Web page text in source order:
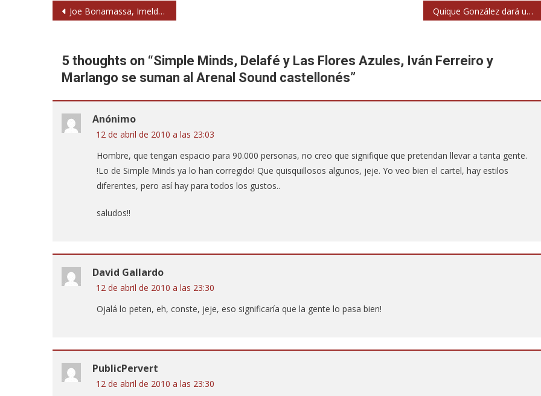
Navegación
Joe Bonamassa, Imelda May, Jimmie Vaughan, J. Teixi Band y Deltonos al Blues Cazorla 2010 Quique González dará un recital gratuito en La Noche de los Libros de Madrid junto a Kirmen Uribe
5 thoughts on “Simple Minds, Delafé y Las Flores Azules, Iván Ferreiro y
Marlango se suman al Arenal Sound castellonés”
Anónimo
12 de abril de 2010 a las 23:03
Hombre, que tengan espacio para 90.000 personas, no creo que signifique que pretendan llevar a tanta gente.
!Lo de Simple Minds ya lo han corregido! Que quisquillosos algunos, jeje. Yo veo bien el cartel, hay estilos
diferentes, pero así hay para todos los gustos..
saludos!!
David Gallardo
12 de abril de 2010 a las 23:30
Ojalá lo peten, eh, conste, jeje, eso significaría que la gente lo pasa bien!
PublicPervert
12 de abril de 2010 a las 23:30